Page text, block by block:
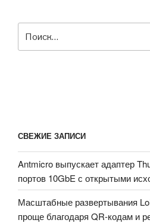
СВЕЖИЕ ЗАПИСИ
Antmicro выпускает адаптер
портов 10GbE с открытыми
Масштабные развертывания
проще благодаря QR-кодам и